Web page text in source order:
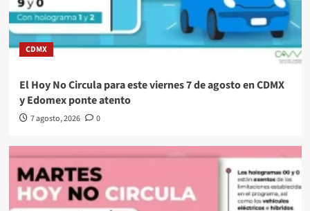
CDMX
El Hoy No Circula para este viernes 7 de agosto en CDMX
y Edomex ponte atento
7 agosto, 2026 0